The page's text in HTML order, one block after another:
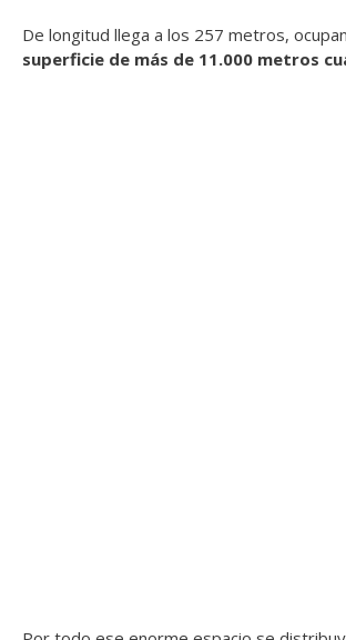
De longitud llega a los 257 metros,
superficie de más de 11.000 metros